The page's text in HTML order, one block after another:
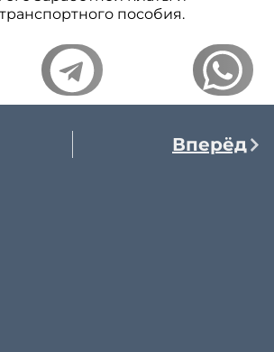
пособия.
Вперёд